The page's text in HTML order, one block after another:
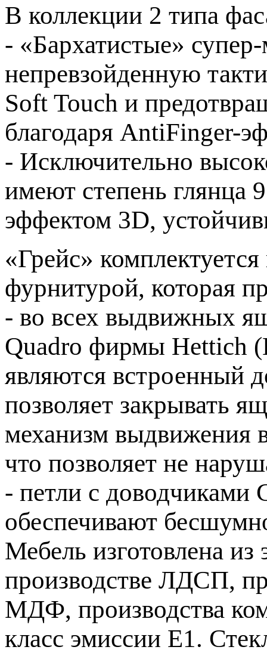
В коллекции 2 типа
- «Бархатистые»
непревзойденную
Soft Touch и
благодаря AntiFinger-
- Исключительно
имеют степень глянца
эффектом 3D,
«Грейс»
фурнитурой, которая
- во всех выдвижных
Quadro фирмы Hettich
являются встроенный
позволяет закрывать
механизм выдвижения
что позволяет не
- петли с доводчиками
обеспечивают
Мебель изготовлена
производстве ЛДСП,
МДФ, производства
класс эмиссии Е1.